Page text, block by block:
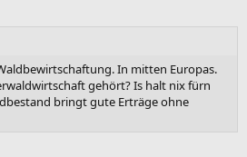
In mitten Europas.
gehört? Is halt nix fürn
bringt gute Erträge ohne